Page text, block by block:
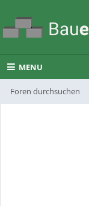
MENU
Foren durchsuchen